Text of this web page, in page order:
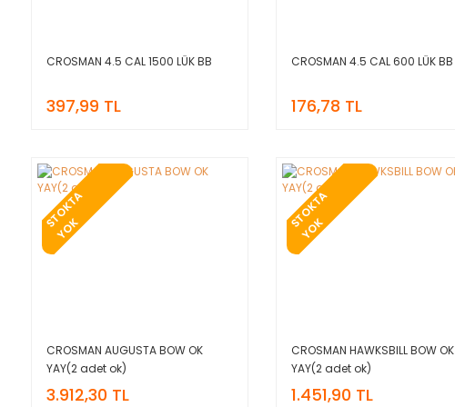
CROSMAN 4.5 CAL 1500 LÜK BB
397,99 TL
CROSMAN 4.5 CAL 600 LÜK BB
176,78 TL
S
T
O
K
T
A
Y
O
K
CROSMAN AUGUSTA BOW OK
YAY(2 adet ok)
3.912,30 TL
S
T
O
K
T
A
Y
O
K
CROSMAN HAWKSBILL BOW OK
YAY(2 adet ok)
1.451,90 TL